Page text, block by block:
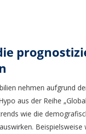
nehmen aufgrund
aus der Reihe
wie die